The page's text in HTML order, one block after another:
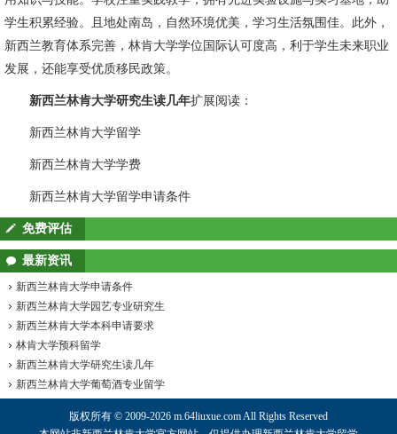
学生积累经验。且地处南岛，自然环境优美，学习生活氛围佳。此外，
新西兰教育体系完善，林肯大学学位国际认可度高，利于学生未来职业
发展，还能享受优质移民政策。
新西兰林肯大学研究生读几年扩展阅读：
新西兰林肯大学留学
新西兰林肯大学学费
新西兰林肯大学留学申请条件
免费评估
最新资讯
新西兰林肯大学申请条件
新西兰林肯大学园艺专业研究生
新西兰林肯大学本科申请要求
林肯大学预科留学
新西兰林肯大学研究生读几年
新西兰林肯大学葡萄酒专业留学
版权所有 © 2009-2026 m.64liuxue.com All Rights Reserved